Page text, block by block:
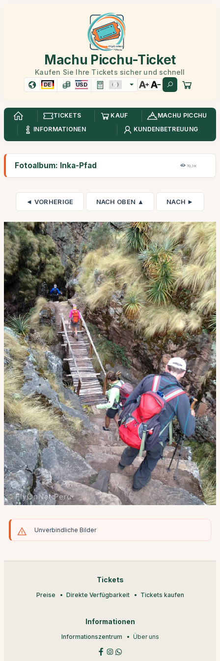
Machu Picchu-Ticket
Kaufen Sie Ihre Tickets sicher und schnell
DE USD
TICKETS KAUF
MACHU PICCHU
INFORMATIONEN
KUNDENBETREUUNG
Fotoalbum: Inka-Pfad 70,3K
◄ VORHERIGE NACH OBEN ▲ NACH ►
Unverbindliche Bilder
Tickets
Preise Direkte Verfügbarkeit Tickets kaufen
Informationen
Informationszentrum Über uns